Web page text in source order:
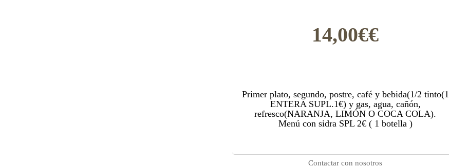
14,00€€
Primer plato, segundo, postre, café y bebida(1/2 tinto(1
ENTERA SUPL.1€) y gas, agua, cañón,
refresco(NARANJA, LIMÓN O COCA COLA).
Menú con sidra SPL 2€ ( 1 botella )
Contactar con nosotros